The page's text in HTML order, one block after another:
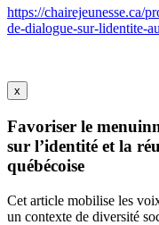
https://chairejeunesse.ca/
de-dialogue-sur-lidentite-
x
Favoriser le
sur l’identité et la
québécoise
Cet article mobilise les
un contexte de diversité